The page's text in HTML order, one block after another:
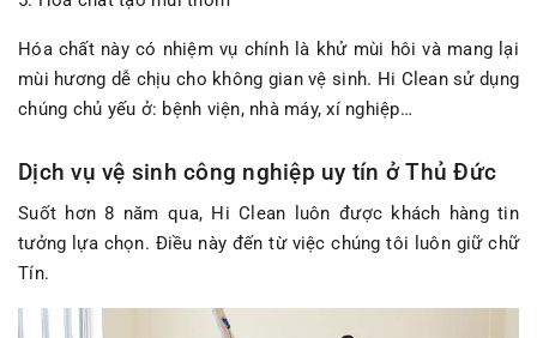
Hóa chất này có nhiệm vụ chính là khử mùi hôi và mang lại
mùi hương dễ chịu cho không gian vệ sinh. Hi Clean sử dụng
chúng chủ yếu ở: bệnh viện, nhà máy, xí nghiệp…
Dịch vụ vệ sinh công nghiệp uy tín ở Thủ Đức
Suốt hơn 8 năm qua, Hi Clean luôn được khách hàng tin
tưởng lựa chọn. Điều này đến từ việc chúng tôi luôn giữ chữ
Tín.